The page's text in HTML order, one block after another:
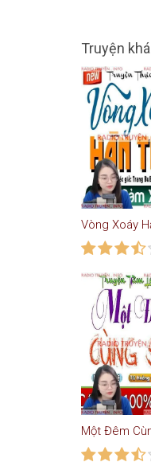
Truyện
Vòng Xoáy
Một Đêm